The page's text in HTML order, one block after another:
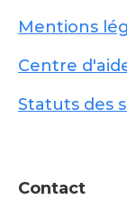
Mentions
Centre
Statuts des
Contact